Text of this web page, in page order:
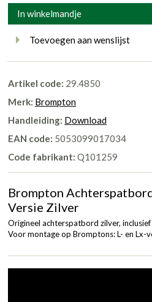
In winkelmandje
Toevoegen aan wenslijst
Artikel code: 29.4850
Merk: Brompton
Handleiding: Download
EAN code: 5053099017034
Code fabrikant: Q101259
Brompton
Versie Zilver
Origineel achterspatbord zilver, inclusief
Voor montage op Bromptons: L- en Lx-